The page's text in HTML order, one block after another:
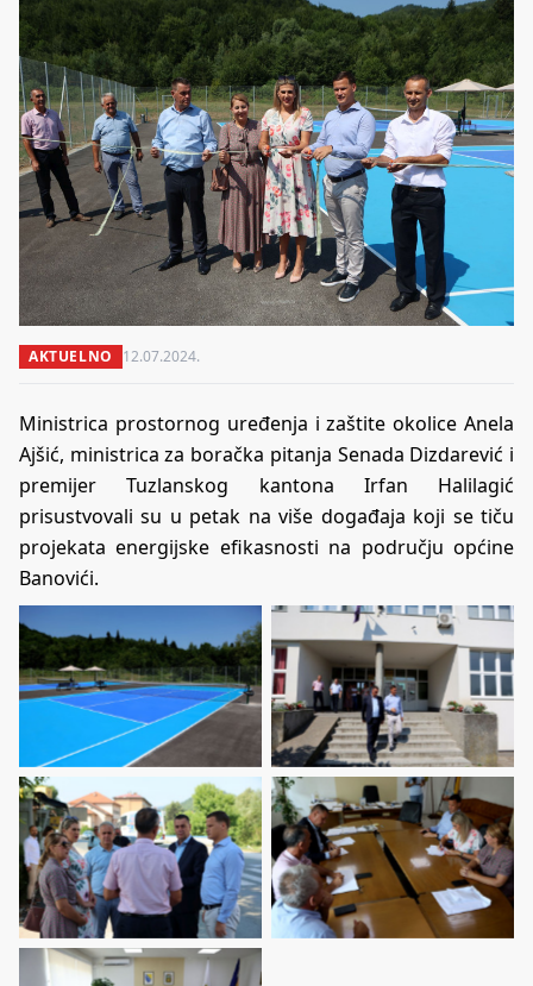
AKTUELNO 12.07.2024.
Ministrica prostornog uređenja i zaštite okolice Anela
Ajšić, ministrica za boračka pitanja Senada Dizdarević i
premijer Tuzlanskog kantona Irfan Halilagić
prisustvovali su u petak na više događaja koji se tiču
projekata energijske efikasnosti na području općine
Banovići.